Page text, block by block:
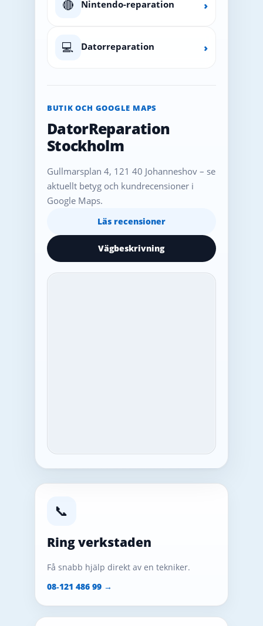
🔴 Nintendo-reparation ›
💻 Datorreparation ›
BUTIK OCH GOOGLE MAPS
DatorReparation
Stockholm
Gullmarsplan 4, 121 40 Johanneshov – se
aktuellt betyg och kundrecensioner i
Google Maps.
Läs recensioner
Vägbeskrivning
📞
Ring verkstaden
Få snabb hjälp direkt av en tekniker.
08‑121 486 99 →